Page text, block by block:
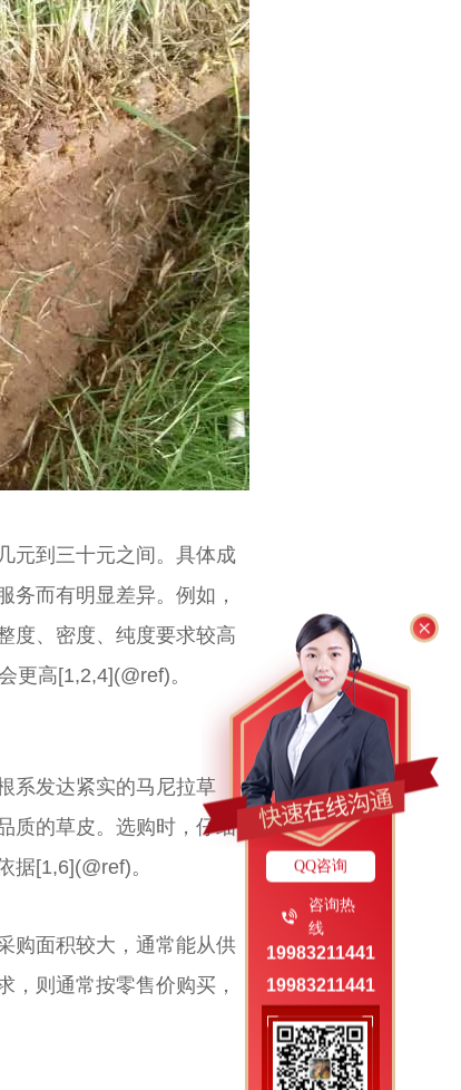
元到三十元之间。具体成
务而有明显差异。例如，
度、密度、纯度要求较高
更高[1,2,4](@ref)。
系发达紧实的马尼拉草
质的草皮。选购时，仔细
据[1,6](@ref)。
购面积较大，通常能从供
，则通常按零售价购买，
QQ咨询
咨询热
线
19983211441
19983211441